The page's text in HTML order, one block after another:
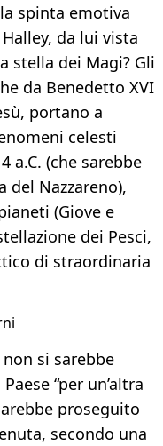
spinta emotiva
da lui vista
stella dei Magi? Gli
da Benedetto XVI
portano a
celesti
a.C. (che sarebbe
del Nazzareno),
(Giove e
dei Pesci,
di straordinaria
si sarebbe
“per un’altra
proseguito
secondo una